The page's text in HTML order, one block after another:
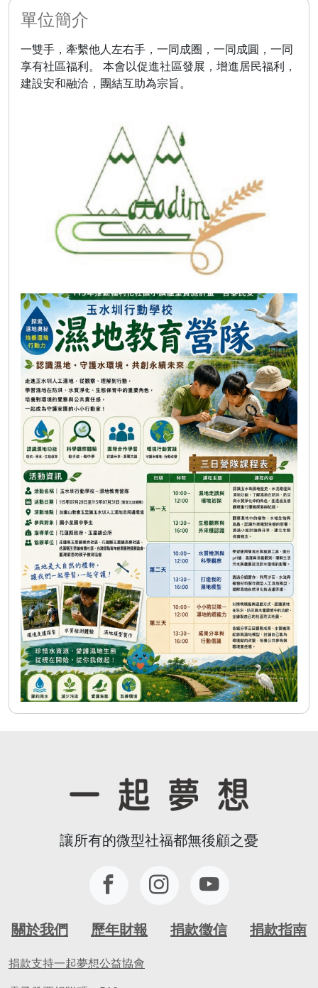
單位簡介
一雙手，牽繫他人左右手，一同成圈，一同成圓，一同
享有社區福利。 本會以促進社區發展，增進居民福利，
建設安和融洽，團結互助為宗旨。
讓所有的微型社福都無後顧之憂
關於我們 歷年財報 捐款徵信 捐款指南
捐款支持一起夢想公益協會